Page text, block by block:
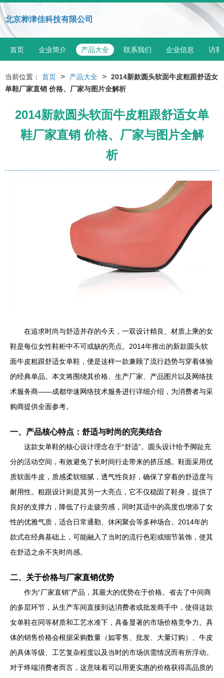
北京桦津佳科技有限公司
首页 企业简介 产品大全 联系我们 企业信息 访客
当前位置： 首页 > 产品大全 > 2014新款圆头软面牛皮粗跟舒适女
单鞋厂家直销 价格、厂家与图片全解析
2014新款圆头软面牛皮粗跟舒适女单
鞋厂家直销 价格、厂家与图片全解
析
在追求时尚与舒适并存的今天，一双设计精良、材质上乘的女
鞋是每位女性鞋柜中不可或缺的亮点。2014年推出的新款圆头软
面牛皮粗跟舒适女单鞋，便是这样一款兼顾了流行趋势与穿着体验
的经典单品。本文将围绕其价格、生产厂家、产品图片以及网络技
术服务商——成都华速网络技术服务进行详细介绍，为消费者与采
购商提供全面参考。
一、产品核心特点：舒适与时尚的完美结合
这款女单鞋的核心设计理念在于“舒适”。圆头设计给予脚趾充
分的活动空间，有效避免了长时间行走带来的挤压感。鞋面采用优
质软面牛皮，质感柔软细腻，透气性良好，确保了穿着的舒适度与
耐用性。粗跟设计则是其另一大亮点，它不仅稳固了鞋身，提供了
良好的支撑力，降低了行走疲劳感，同时其适中的高度也增添了女
性的优雅气质，适合日常通勤、休闲聚会等多种场合。2014年的
款式在经典基础上，可能融入了当时的流行色彩或细节装饰，使其
在舒适之余不失时尚感。
二、关于价格与厂家直销优势
作为“厂家直销”产品，其最大的优势在于价格。省去了中间商
的多层环节，从生产车间直接到达消费者或批发商手中，使得这款
女单鞋在同等材质和工艺水准下，具备显著的市场价格竞争力。具
体的销售价格会根据采购数量（如零售、批发、大量订购）、牛皮
的具体等级、工艺复杂程度以及当时的市场供需情况而有所浮动。
对于终端消费者而言，这意味着可以用更实惠的价格获得高品质的